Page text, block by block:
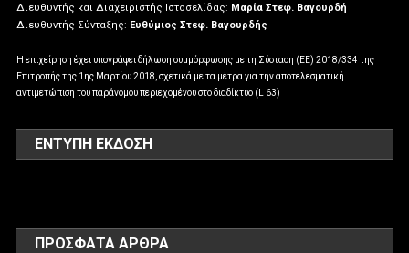
Διευθυντής και Διαχειριστής Ιστοσελίδας: Μαρία Στεφ. Βαγουρδή
Διευθυντής Σύνταξης: Ευθύμιος Στεφ. Βαγουρδής
Η επιχείρηση έχει υπογράψει δήλωση συμμόρφωσης με τη Σύσταση (ΕΕ) 2018/334 της
Επιτροπής της 1ης Μαρτίου 2018, σχετικά με τα μέτρα για την αποτελεσματική
αντιμετώπιση του παράνομου περιεχομένου στο διαδίκτυο (L 63)
ΕΝΤΥΠΗ ΕΚΔΟΣΗ
ΠΡΌΣΦΑΤΑ ΆΡΘΡΑ